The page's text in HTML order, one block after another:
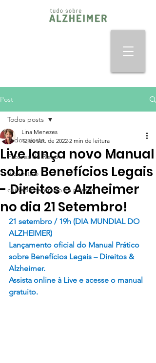
Post
Todos posts
Fatores de Risco
dianóstico
cuidado centrado na pessoa
Todos posts
Live lança novo Manual
sobre Benefícios Legais
- Direitos e Alzheimer
no dia 21 Setembro!
Lina Menezes
12 de set. de 2022 2 min de leitura
21 setembro / 19h (DIA MUNDIAL DO
ALZHEIMER)
Lançamento oficial do Manual Prático
sobre Benefícios Legais – Direitos &
Alzheimer.
Assista online à Live e acesse o manual
gratuito.